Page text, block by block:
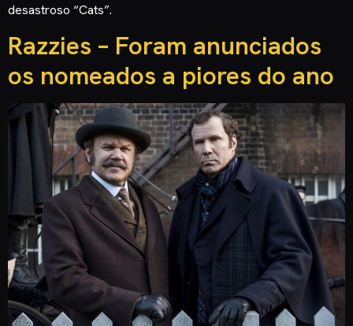
desastroso “Cats”.
Razzies – Foram anunciados
os nomeados a piores do ano